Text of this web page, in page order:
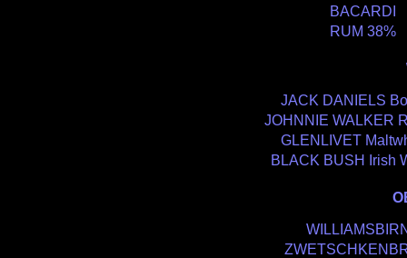
BACARDI
RUM 38%
JACK DANIELS
JOHNNIE WALKER
GLENLIVET
BLACK BUSH Irish